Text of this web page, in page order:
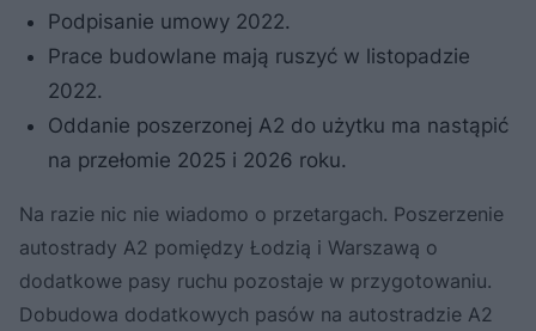
Podpisanie umowy 2022.
Prace budowlane mają ruszyć w listopadzie
2022.
Oddanie poszerzonej A2 do użytku ma nastąpić
na przełomie 2025 i 2026 roku.
Na razie nic nie wiadomo o przetargach. Poszerzenie
autostrady A2 pomiędzy Łodzią i Warszawą o
dodatkowe pasy ruchu pozostaje w przygotowaniu.
Dobudowa dodatkowych pasów na autostradzie A2